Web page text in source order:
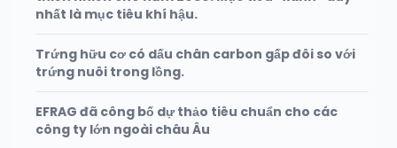
nhất là mục tiêu khí hậu.
Trứng hữu cơ có dấu chân carbon gấp đôi so với
trứng nuôi trong lồng.
EFRAG đã công bố dự thảo tiêu chuẩn cho các
công ty lớn ngoài châu Âu